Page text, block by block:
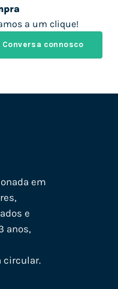
a um clique!
Conversa connosco
em
e
anos,
circular.